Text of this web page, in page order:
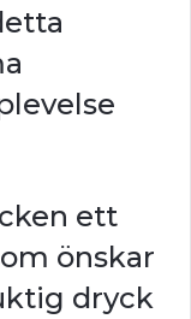
ett
önskar
dryck